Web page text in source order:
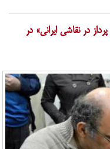
در نقاشی ایرانی» در